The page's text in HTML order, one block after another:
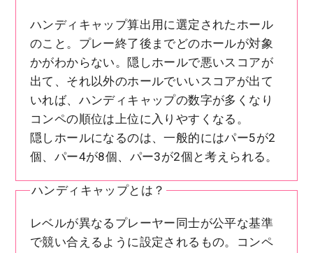
ハンディキャップ算出用に選定されたホール
のこと。プレー終了後までどのホールが対象
かがわからない。隠しホールで悪いスコアが
出て、それ以外のホールでいいスコアが出て
いれば、ハンディキャップの数字が多くなり
コンペの順位は上位に入りやすくなる。
隠しホールになるのは、一般的にはパー5が2
個、パー4が8個、パー3が2個と考えられる。
ハンディキャップとは？
レベルが異なるプレーヤー同士が公平な基準
で競い合えるように設定されるもの。コンペ